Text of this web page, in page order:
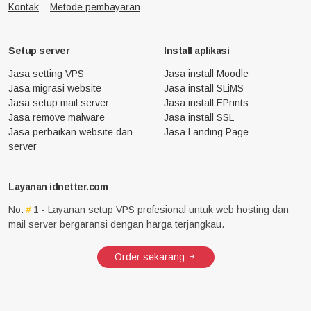
Kontak – Metode pembayaran
Setup server
Jasa setting VPS
Jasa migrasi website
Jasa setup mail server
Jasa remove malware
Jasa perbaikan website dan
server
Install aplikasi
Jasa install Moodle
Jasa install SLiMS
Jasa install EPrints
Jasa install SSL
Jasa Landing Page
Layanan idnetter.com
No.
1 - Layanan setup VPS profesional untuk web hosting dan
mail server bergaransi dengan harga terjangkau.
Order sekarang